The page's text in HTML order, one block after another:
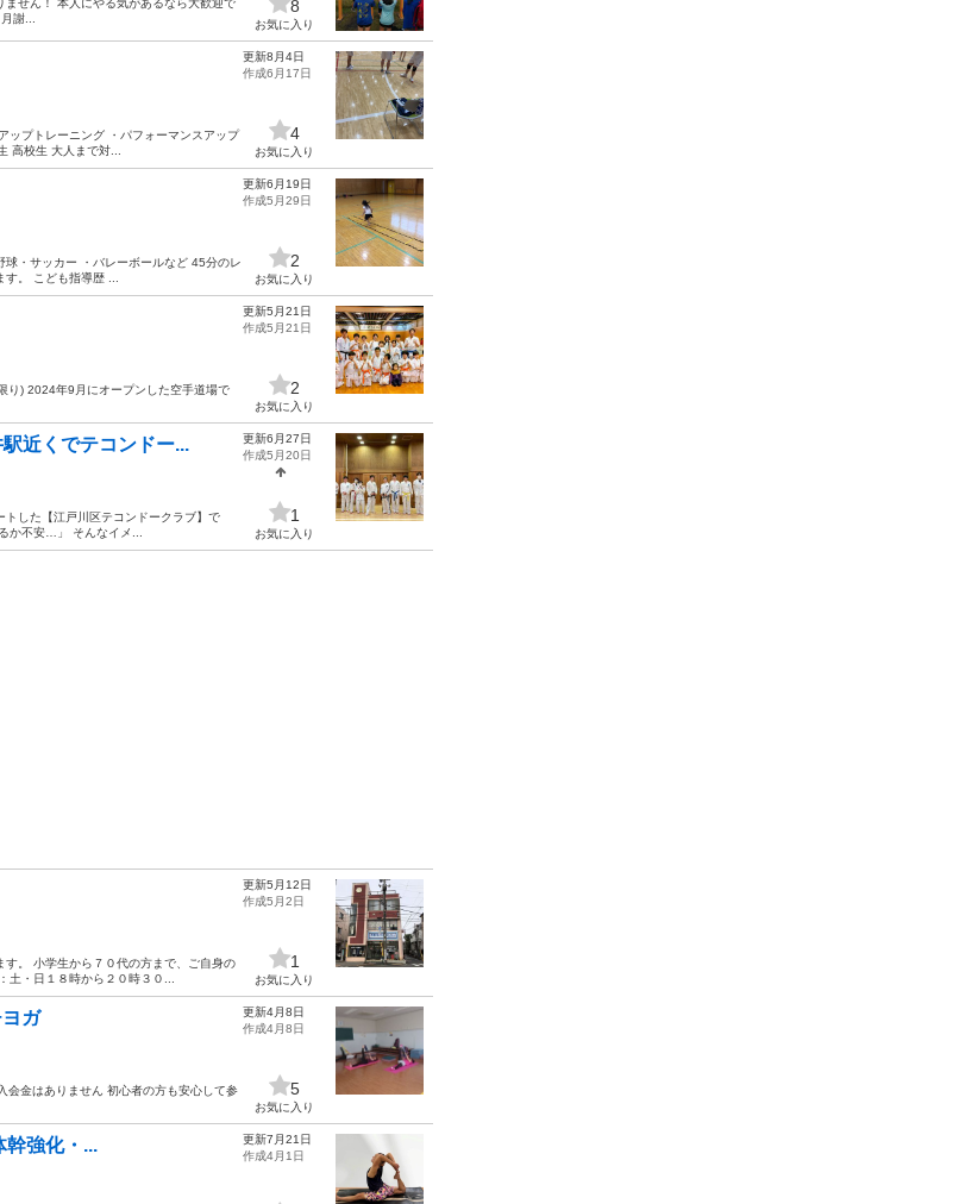
謝...
8
お気に入り
ップトレーニング ・パフォーマンスアップ
高校生 大人まで対...
更新8月4日
作成6月17日
4
お気に入り
・サッカー ・バレーボールなど 45分のレ
。 こども指導歴 ...
更新6月19日
作成5月29日
2
お気に入り
) 2024年9月にオープンした空手道場で
更新5月21日
作成5月21日
2
お気に入り
近くでテコンドー...
した【江戸川区テコンドークラブ】で
か不安…」 そんなイメ...
更新6月27日
作成5月20日
1
お気に入り
。 小学生から７０代の方まで、ご自身の
・日１８時から２０時３０...
更新5月12日
作成5月2日
1
お気に入り
ガ
金はありません 初心者の方も安心して参
更新4月8日
作成4月8日
5
お気に入り
強化・...
更新7月21日
作成4月1日